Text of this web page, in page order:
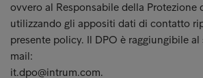
ovvero al Responsabile della Protezione
utilizzando gli appositi dati di contatto
presente policy. Il DPO è raggiungibile
mail:
it.dpo@intrum.com.